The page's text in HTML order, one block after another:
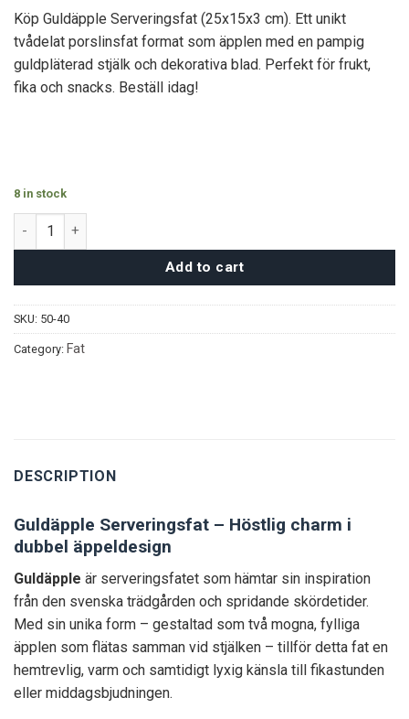
Köp Guldäpple Serveringsfat (25x15x3 cm). Ett unikt
tvådelat porslinsfat format som äpplen med en pampig
guldpläterad stjälk och dekorativa blad. Perfekt för frukt,
fika och snacks. Beställ idag!
8 in stock
Guldäpple Serveringsfat quantity
Add to cart
SKU: 50-40
Category: Fat
DESCRIPTION
Guldäpple Serveringsfat – Höstlig charm i
dubbel äppeldesign
Guldäpple är serveringsfatet som hämtar sin inspiration
från den svenska trädgården och spridande skördetider.
Med sin unika form – gestaltad som två mogna, fylliga
äpplen som flätas samman vid stjälken – tillför detta fat en
hemtrevlig, varm och samtidigt lyxig känsla till fikastunden
eller middagsbjudningen.